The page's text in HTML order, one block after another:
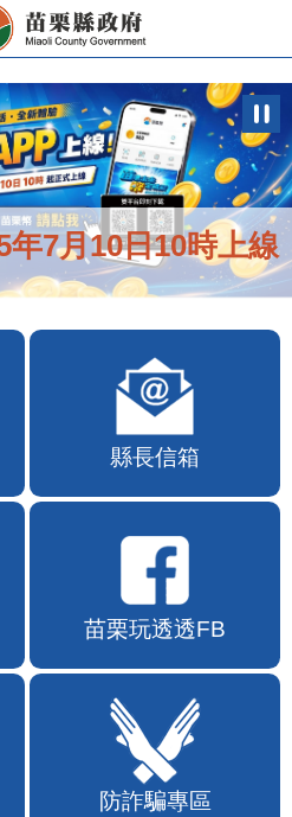
7月10日10時上線
縣長信箱
苗栗玩透透FB
防詐騙專區